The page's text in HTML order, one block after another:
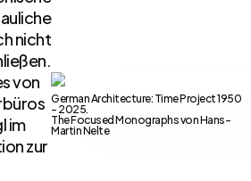
nicht
German Architecture: Time Project 1950
- 2025.
The Focused Monographs von Hans-
Martin Nelte
von
im
zur